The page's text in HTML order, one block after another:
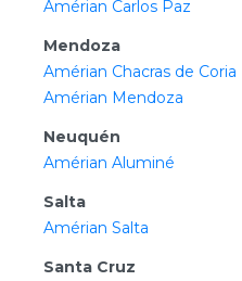
Amérian Carlos Paz
Mendoza
Amérian Chacras de Coria
Amérian Mendoza
Neuquén
Amérian Aluminé
Salta
Amérian Salta
Santa Cruz